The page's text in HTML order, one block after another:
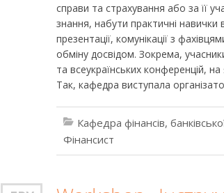
справи та страхування або за її
знання, набути практичні навички
презентації, комунікації з
обміну досвідом. Зокрема,
та всеукраїнських конференцій,
Так, кафедра виступала
Кафедра фінансів,
Фінансист